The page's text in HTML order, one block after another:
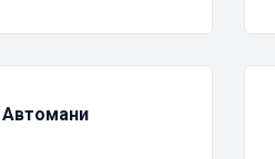
Автомани